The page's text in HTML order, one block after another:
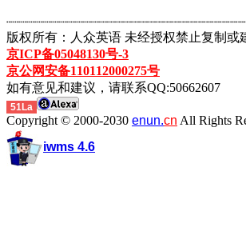
版权所有：人众英语 未经授权禁止复制或
京ICP备05048130号-3
京公网安备110112000275号
如有意见和建议，请联系QQ:50662607
51La
Copyright © 2000-2030 enun.cn All Rights
iwms 4.6